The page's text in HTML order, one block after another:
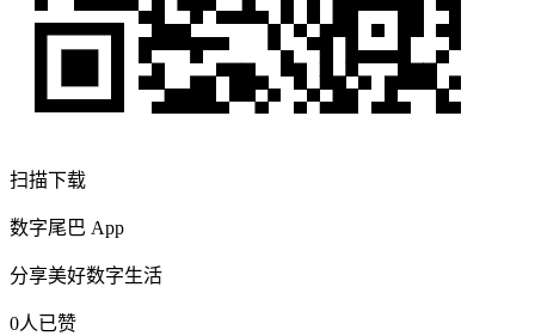
扫描下载
数字尾巴 App
分享美好数字生活
0人已赞